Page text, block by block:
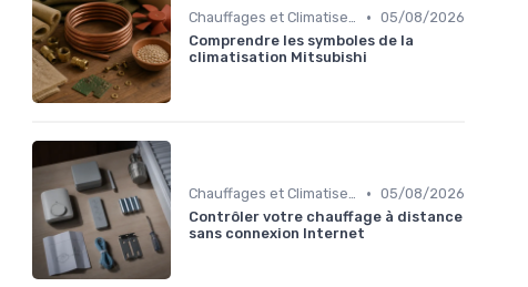
Chauffages et Climatiseurs • 05/08/2026
Comprendre les symboles de la
climatisation Mitsubishi
Chauffages et Climatiseurs • 05/08/2026
Contrôler votre chauffage à distance
sans connexion Internet